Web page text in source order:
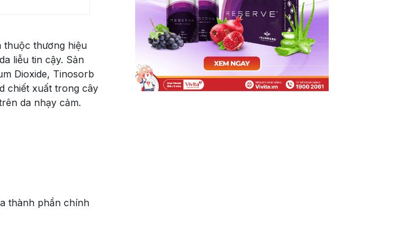
thuộc thương hiệu
liễu tin cậy. Sản
Dioxide, Tinosorb
chiết xuất trong cây
da nhạy cảm.
thành phần chính